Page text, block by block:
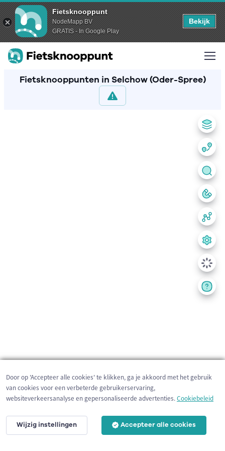
Fietsknooppunt
NodeMapp BV
GRATIS - In Google Play
Bekijk
Fietsknooppunten in Selchow (Oder-Spree)
200 m
Door op 'Accepteer alle cookies' te klikken, ga je akkoord met het gebruik
van cookies voor een verbeterde gebruikerservaring,
websiteverkeersanalyse en gepersonaliseerde advertenties.Cookiebeleid
Wijzig instellingen Accepteer alle cookies